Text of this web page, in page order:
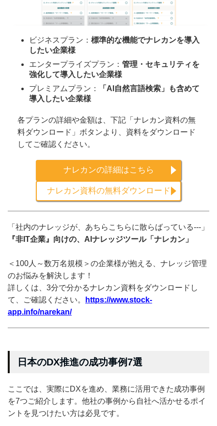
ビジネスプラン： 標準的な機能でナレカンを導入
したい企業様
エンタープライズプラン： 管理・セキュリティを
強化して導入したい企業様
プレミアムプラン：
「AI自然言語検索」も含めて
導入したい企業様
各プランの詳細や金額は、下記「ナレカン資料の無
料ダウンロード」ボタンより、資料をダウンロード
してご確認ください。
ナレカンの詳細はこちら
ナレカン資料の無料ダウンロード
「社内のナレッジが、あちらこちらに散らばっている---」
『非IT企業』向けの、AIナレッジツール「ナレカン」
＜100人～数万名規模＞の企業様が抱える、ナレッジ管理
のお悩みを解決します！
詳しくは、3分で分かるナレカン資料をダウンロードし
て、ご確認ください。
https://www.stock-
app.info/narekan/
日本のDX推進の成功事例7選
ここでは、実際にDXを進め、業務に活用できた成功事例
を7つご紹介します。他社の事例から自社へ活かせるポイ
ントを見つけたい方は必見です。